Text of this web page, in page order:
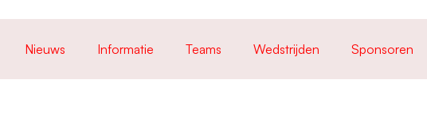
Nieuws Informatie Teams Wedstrijden Sponsoren